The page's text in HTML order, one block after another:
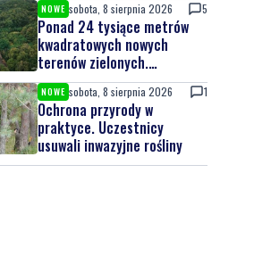
NOWE sobota, 8 sierpnia 2026 5
Ponad 24 tysiące metrów
kwadratowych nowych
terenów zielonych.
Powstanie nowa przestrzeń
do wypoczynku
NOWE sobota, 8 sierpnia 2026 1
Ochrona przyrody w
praktyce. Uczestnicy
usuwali inwazyjne rośliny